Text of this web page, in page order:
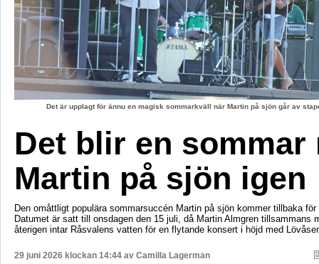
Det är upplagt för ännu en magisk sommarkväll när Martin på sjön går av
Det blir en sommar
Martin på sjön igen
Den omåttligt populära sommarsuccén Martin på sjön kommer tillbaka
Datumet är satt till onsdagen den 15 juli, då Martin Almgren tillsammans
återigen intar Råsvalens vatten för en flytande konsert i höjd med
29 juni 2026 klockan 14:44 av Camilla Lagerman